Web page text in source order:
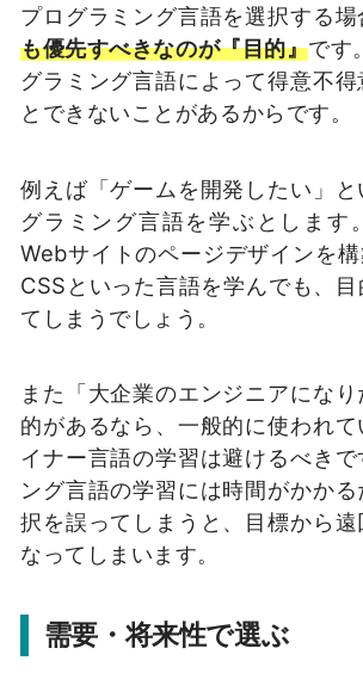
プログラミング言語を選択する場
も優先すべきなのが『目的』です
グラミング言語によって得意不得
とできないことがあるからです。
例えば「ゲームを開発したい」と
グラミング言語を学ぶとします
Webサイトのページデザインを
CSSといった言語を学んでも、
てしまうでしょう。
また「大企業のエンジニアにな
的があるなら、一般的に使われ
イナー言語の学習は避けるべきで
ング言語の学習には時間がかか
択を誤ってしまうと、目標から
なってしまいます。
需要・将来性で選ぶ